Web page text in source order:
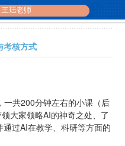
考核方式
共200分钟左右的小课（后
大家领略AI的神奇之处、了
过AI在教学、科研等方面的